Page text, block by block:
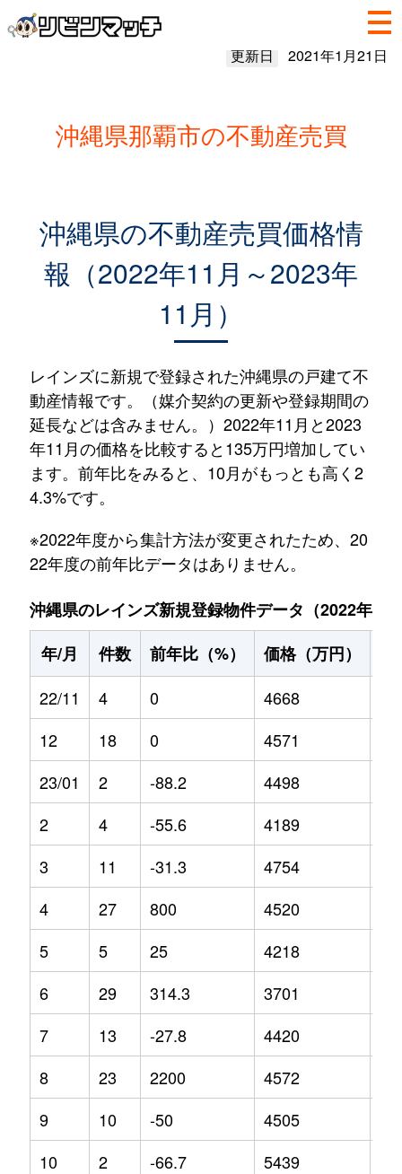
更新日 2021年1月21日
沖縄県那覇市の不動産売買
沖縄県の不動産売買価格情
報（2022年11月～2023年
11月）
レインズに新規で登録された沖縄県の戸建て不
動産情報です。（媒介契約の更新や登録期間の
延長などは含みません。）2022年11月と2023
年11月の価格を比較すると135万円増加してい
ます。前年比をみると、10月がもっとも高く2
4.3%です。
※2022年度から集計方法が変更されたため、20
22年度の前年比データはありません。
沖縄県のレインズ新規登録物件データ（2022年11
年/月
件数 前年比（%） 価格（万円）
22/11
4 0 4668
12
18 0 4571
23/01
2 -88.2 4498
2
4 -55.6 4189
3
11 -31.3 4754
4
27 800 4520
5
5 25 4218
6
29 314.3 3701
7
13 -27.8 4420
8
23 2200 4572
9
10 -50 4505
10
2 -66.7 5439